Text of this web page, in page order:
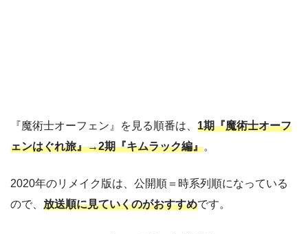
『魔術士オーフェン』を見る順番は、 1期『魔術士オーフ
ェンはぐれ旅』→2期『キムラック編』。
2020年のリメイク版は、公開順＝時系列順になっている
ので、 放送順に見ていくのがおすすめです。